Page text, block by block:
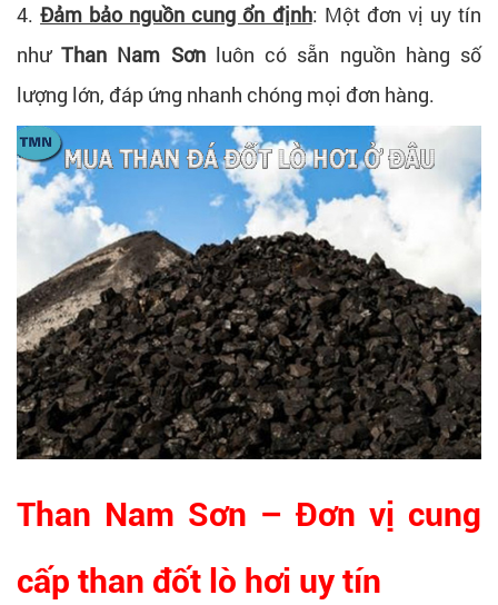
4.Đảm bảo nguồn cung ổn định: Một đơn vị uy tín
nhưThan Nam Sơnluôn có sẵn nguồn hàng số
lượng lớn, đáp ứng nhanh chóng mọi đơn hàng.
Than Nam Sơn – Đơn vị cung
cấp than đốt lò hơi uy tín